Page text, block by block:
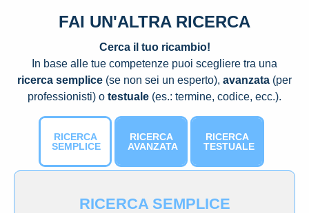
FAI UN'ALTRA RICERCA
Cerca il tuo ricambio!
In base alle tue competenze puoi scegliere tra una
ricerca semplice (se non sei un esperto), avanzata (per
professionisti) o testuale (es.: termine, codice, ecc.).
RICERCA
SEMPLICE
RICERCA
AVANZATA
RICERCA
TESTUALE
RICERCA SEMPLICE